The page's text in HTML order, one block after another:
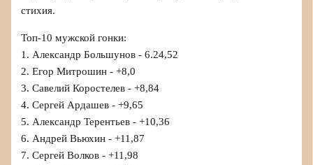
стихия.
Топ-10 мужской гонки:
1. Александр Большунов - 6.24,52
2. Егор Митрошин - +8,0
3. Савелий Коростелев - +8,84
4. Сергей Ардашев - +9,65
5. Александр Терентьев - +10,36
6. Андрей Вьюхин - +11,87
7. Сергей Волков - +11,98